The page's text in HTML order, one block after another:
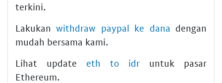
terkini.
Lakukanwithdraw paypal ke dana dengan
mudah bersama kami.
Lihat update eth to idr untuk pasar
Ethereum.